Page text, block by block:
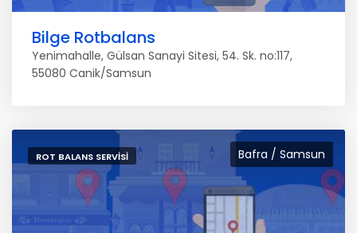
Bilge Rotbalans
Yenimahalle, Gülsan Sanayi Sitesi, 54. Sk. no:117,
55080 Canik/Samsun
Bafra / Samsun
ROT BALANS SERVISI